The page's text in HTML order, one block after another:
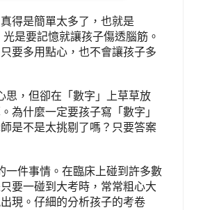
得是簡單太多了，也就是
是要記憶就讓孩子傷透腦筋。
要多用點心，也不會讓孩子多
思，但卻在「數字」上草草放
為什麼一定要孩子寫「數字」
是不是太挑剔了嗎？只要答案
一件事情 。在臨床上碰到許多數
要一碰到大考時，常常粗心大
現。仔細的分析孩子的考卷